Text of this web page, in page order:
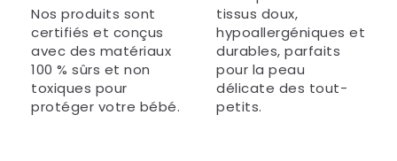
Nos produits sont
certifiés et conçus
avec des matériaux
100 % sûrs et non
toxiques pour
protéger votre bébé.
tissus doux,
hypoallergéniques et
durables, parfaits
pour la peau
délicate des tout-
petits.